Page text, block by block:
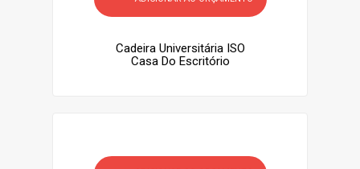
Cadeira Universitária ISO
Casa Do Escritório